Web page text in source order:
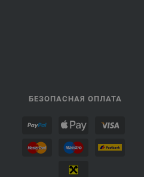
БЕЗОПАСНАЯ ОПЛАТА